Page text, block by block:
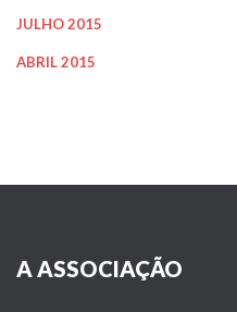
JULHO 2015
ABRIL 2015
A ASSOCIAÇÃO